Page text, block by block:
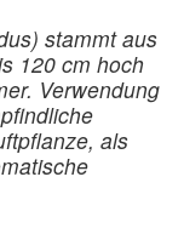
stammt aus
120 cm hoch
Verwendung
als